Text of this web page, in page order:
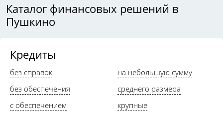
Каталог финансовых решений в
Пушкино
Кредиты
без справок
без обеспечения
с обеспечением
на небольшую сумму
среднего размера
крупные